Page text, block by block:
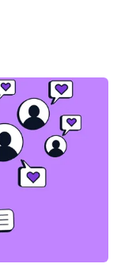
à quoi faire